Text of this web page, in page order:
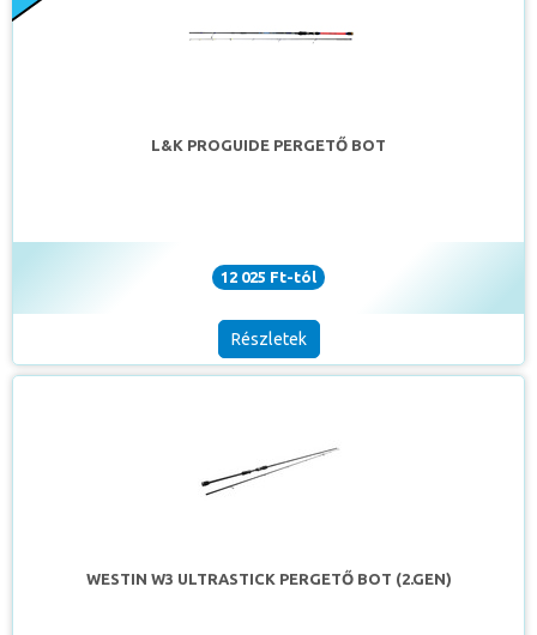
L&K PROGUIDE PERGETŐ BOT
12 025 Ft-tól
Részletek
WESTIN W3 ULTRASTICK PERGETŐ BOT (2.GEN)